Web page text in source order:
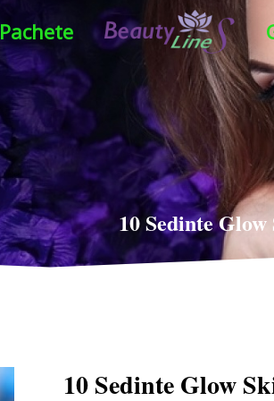
Pachete
10 Sedinte
10 Sedinte Glow